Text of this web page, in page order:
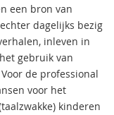
een bron van
dagelijks bezig
inleven in
gebruik van
de professional
voor het
kinderen